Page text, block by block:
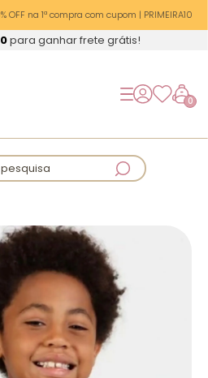
OFF na 1ª compra com cupom | PRIMEIRA10
para ganhar frete grátis!
0